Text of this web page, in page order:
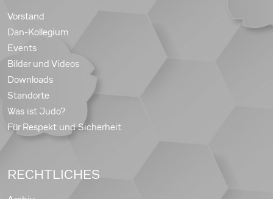
Vorstand
Dan-Kollegium
Events
Bilder und Videos
Downloads
Standorte
Was ist Judo?
Für Respekt und Sicherheit
RECHTLICHES